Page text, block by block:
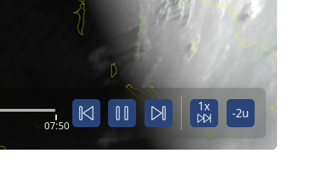
07:50
1x -2u